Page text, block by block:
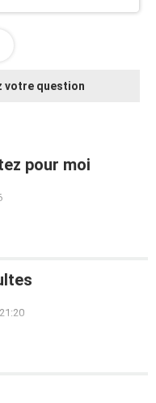
votre question
pour moi